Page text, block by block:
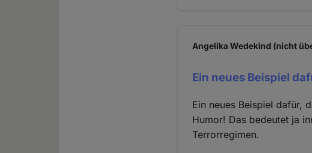
Angelika Wedekind (nicht
Ein neues Beispiel
Ein neues Beispiel dafür,
Humor! Das bedeutet ja
Terrorregimen.